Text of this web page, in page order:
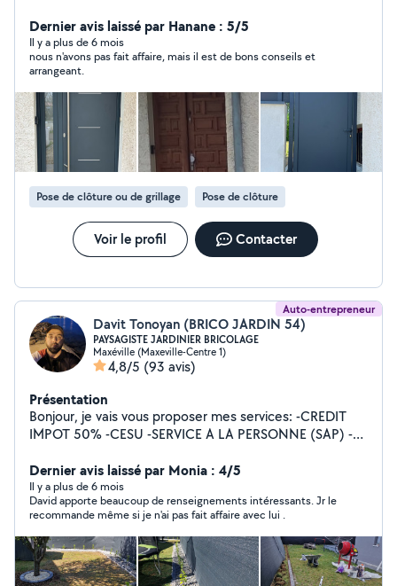
dépannage et remplacement : serrure , ferme porte ,
béquille etc ..ouverture de porte suite à une perte des
clés . Je sais également soudé si besoin , réparation
paumelles cassé, portail, portillon à ressouder etc ..
Spécialisé dans la pose et fabrication : porte, porte de
garage , portail, portillon, garde corps , escalier,fenêtre
volet , séparation de balcon , verrière , main courante ,
sas d'entrée, Clôture, marquise , grillage , store banne .
changement de vitrage etc mise en sécurité suite à une
effraction. Possibilité de réaliser d'autre travaux ,
débarras Je vous poste quelque réalisation. pour tout
renseignement hésitez pas
Dernier avis laissé par Hanane : 5/5
Il y a plus de 6 mois
nous n'avons pas fait affaire, mais il est de bons conseils et
arrangeant.
Pose de clôture ou de grillage Pose de clôture
Voir le profil Contacter
Auto-entrepreneur
Davit Tonoyan (BRICO JARDIN 54)
PAYSAGISTE JARDINIER BRICOLAGE
Maxéville (Maxeville-Centre 1)
4,8/5 (93 avis)
Présentation
Bonjour, je vais vous proposer mes services: -CREDIT
IMPOT 50% -CESU -SERVICE A LA PERSONNE (SAP) -
pelouse, débroussailleuse, motoculteur -Ramassage des
feuilles -Évacuation des déchets -Taille de haies,
fruitiers, rosiers -Nettoyage de terrasses -Nettoyage de
l'aller -Bêchage, binage, et grillage -Entretien et
Nettoyage des massifs -Massonerie, Bricolage, Peinture,
Placo, Carrelage Je suis dans l'attente de vos
demandes. Cordialement.
Dernier avis laissé par Monia : 4/5
Il y a plus de 6 mois
David apporte beaucoup de renseignements intéressants. Jr le
recommande même si je n'ai pas fait affaire avec lui .